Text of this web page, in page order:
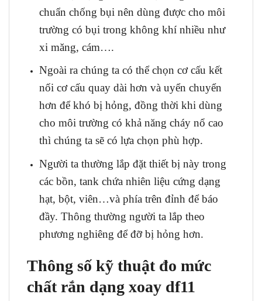
chuẩn chống bụi nên dùng được cho môi
trường có bụi trong không khí nhiều như
xi măng, cám….
Ngoài ra chúng ta có thể chọn cơ cấu kết
nối cơ cấu quay dài hơn và uyển chuyển
hơn để khó bị hỏng, đồng thời khi dùng
cho môi trường có khả năng cháy nổ cao
thì chúng ta sẽ có lựa chọn phù hợp.
Người ta thường lắp đặt thiết bị này trong
các bồn, tank chứa nhiên liệu cứng dạng
hạt, bột, viên…và phía trên đỉnh để báo
đầy. Thông thường người ta lắp theo
phương nghiêng để đỡ bị hỏng hơn.
Thông số kỹ thuật đo mức
chất rắn dạng xoay df11